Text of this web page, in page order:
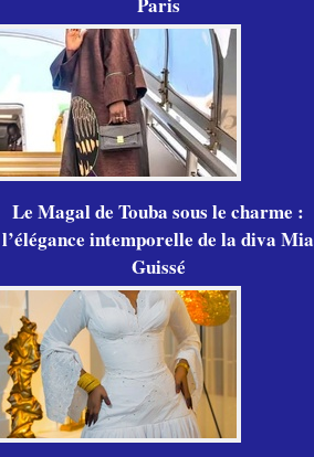
Le Magal de Touba sous le charme :
l’élégance intemporelle de la diva Mia
Guissé